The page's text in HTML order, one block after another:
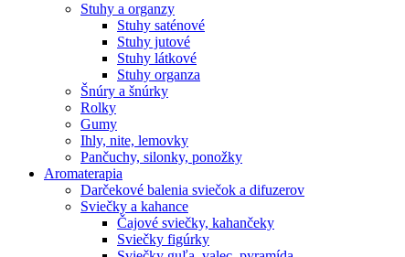
Stuhy a organzy
Stuhy saténové
Stuhy jutové
Stuhy látkové
Stuhy organza
Šnúry a šnúrky
Rolky
Gumy
Ihly, nite, lemovky
Pančuchy, silonky, ponožky
Aromaterapia
Darčekové balenia sviečok a difuzerov
Sviečky a kahance
Čajové sviečky, kahančeky
Sviečky figúrky